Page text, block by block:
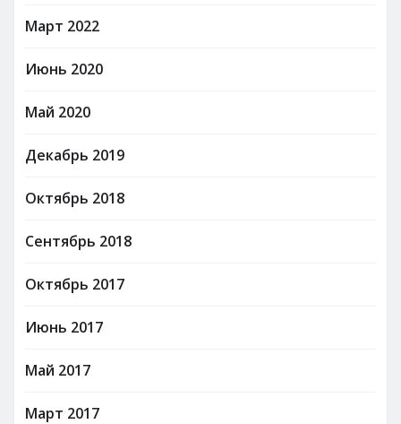
Март 2022
Июнь 2020
Май 2020
Декабрь 2019
Октябрь 2018
Сентябрь 2018
Октябрь 2017
Июнь 2017
Май 2017
Март 2017